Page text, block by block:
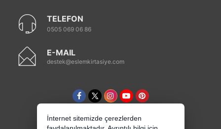
TELEFON
0505 069 06 86
E-MAIL
destek@eslemkirtasiye.com
İnternet sitemizde çerezlerden